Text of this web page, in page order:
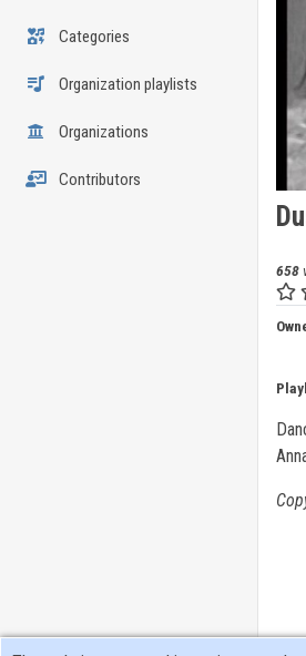
Categories
Organization playlists
Organizations
Contributors
658